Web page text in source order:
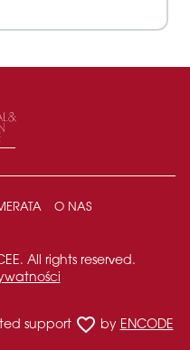
O NAS
All rights reserved.
support favorite_border by ENCODE